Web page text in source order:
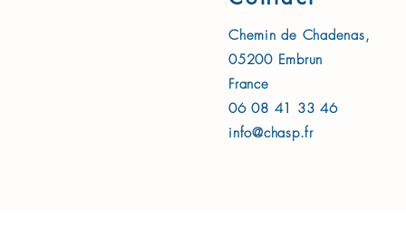
Chemin de Chadenas,
05200 Embrun
France
06 08 41 33 46
info@chasp.fr